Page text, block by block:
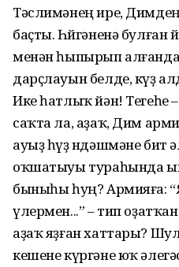
Тәслимәнең ире,
баҫты. Һөйгәненә
менән һыпырып
дарҫлауын белде, күҙ
Ике һатлыҡ йән! Тегеһе
саҡта ла, аҙаҡ, Дим
ауыҙ һүҙ өндәшмәне бит
оҡшатыуы тураһында
быныһы һуң? Армияға:
үлермен...” – тип
аҙаҡ яҙған хаттары? Шул
кешене күргәне юҡ